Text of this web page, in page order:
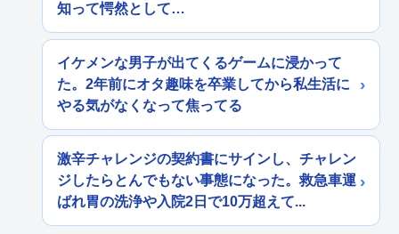
知って愕然として…
イケメンな男子が出てくるゲームに浸かって
た。2年前にオタ趣味を卒業してから私生活に
やる気がなくなって焦ってる
激辛チャレンジの契約書にサインし、チャレン
ジしたらとんでもない事態になった。救急車運
ばれ胃の洗浄や入院2日で10万超えて...